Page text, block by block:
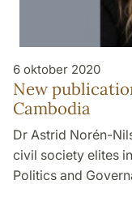
6 oktober 2020
New
Cambodia
Dr Astrid Norén-
civil society elites
Politics and